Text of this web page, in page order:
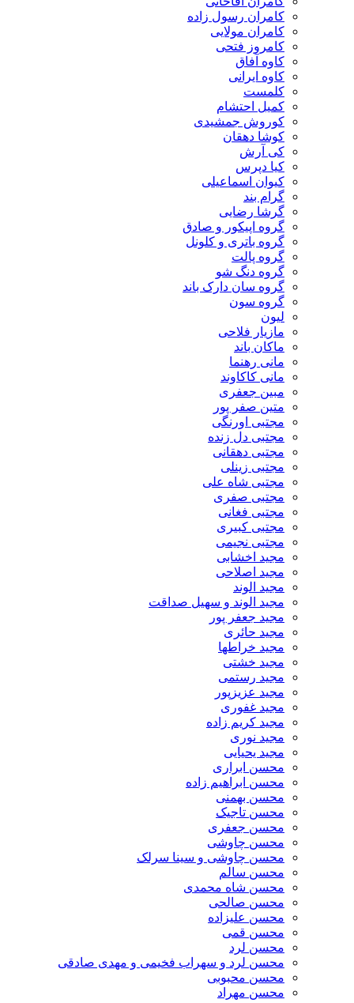
کامران رسول زاده
کامران مولایی
کامروز فتحی
کاوه آفاق
کاوه ایرانی
کلمست
کمیل احتشام
کوروش جمشیدی
کوشا دهقان
کی آرش
کیا دپرس
کیوان اسماعیلی
گرام بند
گرشا رضایی
گروه اپیکور و صادق
گروه باتری و کلونل
گروه پالت
گروه دنگ شو
گروه سان دارک باند
گروه سون
لیون
مازیار فلاحی
ماکان باند
مانی رهنما
مانی کاکاوند
مبین جعفری
متین صفر پور
مجتبی اورنگی
مجتبی دل زنده
مجتبی دهقانی
مجتبی زینلی
مجتبی شاه علی
مجتبی صفری
مجتبی فغانی
مجتبی کبیری
مجتبی نجیمی
مجید اخشابی
مجید اصلاحی
مجید الوند‎
مجید الوند و سهیل صداقت
مجید جعفر پور
مجید حائری
مجید خراطها
مجید خشتی
مجید رستمی
مجید عزیزپور
مجید غفوری
مجید کریم زاده
مجید نوری
مجید یحیایی
محسن ابراری
محسن ابراهیم زاده
محسن بهمنی
محسن تاجیک
محسن جعفری
محسن چاوشی
محسن چاوشی و سینا سرلک
محسن سالم
محسن شاه محمدی
محسن صالحی
محسن علیزاده
محسن قمی
محسن لرد
محسن لرد و سهراب فخیمی و مهدی صادقی
محسن محبوبی
محسن مهراد